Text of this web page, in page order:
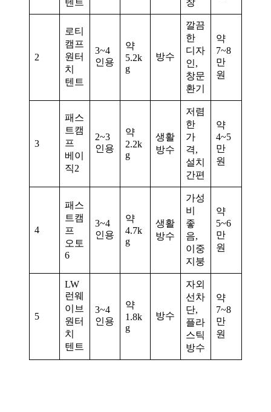
텐트
창
2
로티
캠프
원터
치
텐트
3~4
인용
약
5.2k
g
방수
깔끔
한
디자
인,
창문
환기
약
7~8
만
원
3
패스
트캠
프
베이
직2
2~3
인용
약
2.2k
g
생활
방수
저렴
한
가
격,
설치
간편
약
4~5
만
원
4
패스
트캠
프
오토
6
3~4
인용
약
4.7k
g
생활
방수
가성
비
좋
음,
이중
지붕
약
5~6
만
원
5
LW
런웨
이브
원터
치
텐트
3~4
인용
약
1.8k
g
방수
자외
선차
단,
플라
스틱
방수
약
7~8
만
원